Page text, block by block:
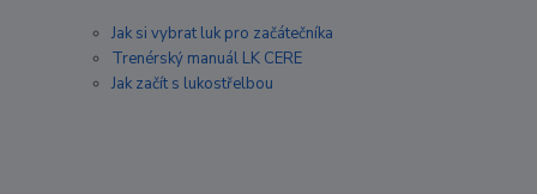
Jak si vybrat luk pro začátečníka
Trenérský manuál LK CERE
Jak začít s lukostřelbou